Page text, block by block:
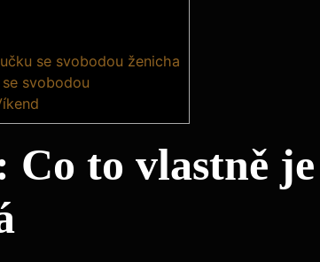
se svobodou ženicha
svobodou
Co to vlastně je